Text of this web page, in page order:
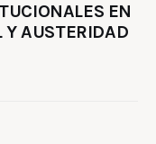
EN
AUSTERIDAD